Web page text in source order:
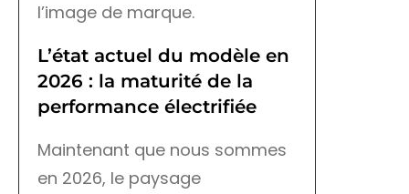
l’image de marque.
L’état actuel du modèle en
2026 : la maturité de la
performance électrifiée
Maintenant que nous sommes
en 2026, le paysage